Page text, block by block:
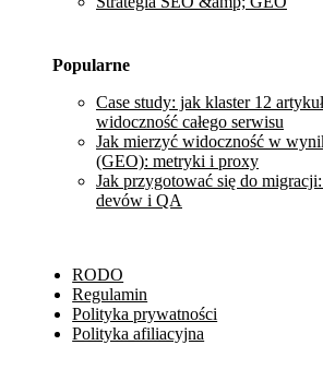
Popularne
Case study: jak klaster 12
widoczność całego serwisu
Jak mierzyć widoczność w
(GEO): metryki i proxy
Jak przygotować się do
devów i QA
RODO
Regulamin
Polityka prywatności
Polityka afiliacyjna